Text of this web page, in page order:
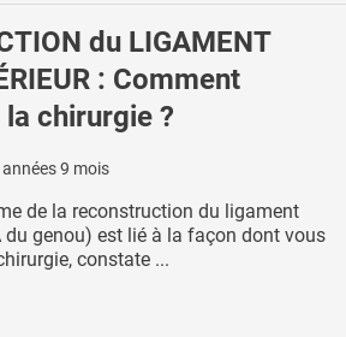
du LIGAMENT
: Comment
chirurgie ?
9 mois
de la reconstruction du ligament
du genou) est lié à la façon dont vous
constate ...